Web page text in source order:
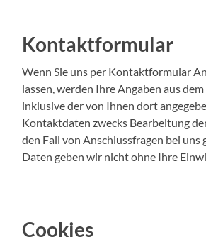
Kontaktformular
Wenn Sie uns per Kontaktformular
lassen, werden Ihre Angaben aus
inklusive der von Ihnen dort
Kontaktdaten zwecks Bearbeitung
den Fall von Anschlussfragen bei uns
Daten geben wir nicht ohne Ihre
Cookies